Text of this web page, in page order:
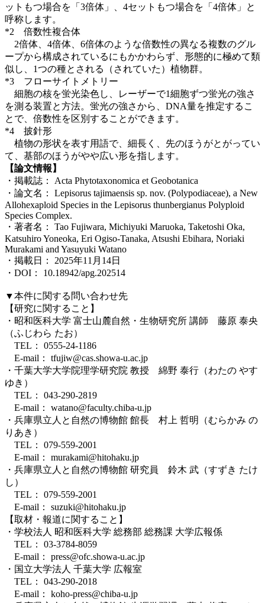
ットもつ場合を「3倍体」、4セットもつ場合を「4倍体」と
呼称します。
*2 倍数性複合体
2倍体、4倍体、6倍体のような倍数性の異なる複数のグル
ープから構成されているにもかかわらず、形態的に極めて類
似し、1つの種とされる（されていた）植物群。
*3 フローサイトメトリー
細胞の核を蛍光染色し、レーザーで1細胞ずつ蛍光の強さ
を測る装置と方法。蛍光の強さから、DNA量を推定するこ
とで、倍数性を区別することができます。
*4 披針形
植物の形状を表す用語で、細長く、先のほうがとがってい
て、基部のほうがやや広い形を指します。
【論文情報】
・掲載誌： Acta Phytotaxonomica et Geobotanica
・論文名： Lepisorus tajimaensis sp. nov. (Polypodiaceae), a New
Allohexaploid Species in the Lepisorus thunbergianus Polyploid
Species Complex.
・著者名： Tao Fujiwara, Michiyuki Maruoka, Taketoshi Oka,
Katsuhiro Yoneoka, Eri Ogiso-Tanaka, Atsushi Ebihara, Noriaki
Murakami and Yasuyuki Watano
・掲載日： 2025年11月14日
・DOI： 10.18942/apg.202514
▼本件に関する問い合わせ先
【研究に関すること】
・昭和医科大学 富士山麓自然・生物研究所 講師 藤原 泰央
（ふじわら たお）
TEL： 0555-24-1186
E-mail： tfujiw@cas.showa-u.ac.jp
・千葉大学大学院理学研究院 教授 綿野 泰行（わたの やす
ゆき）
TEL： 043-290-2819
E-mail： watano@faculty.chiba-u.jp
・兵庫県立人と自然の博物館 館長 村上 哲明（むらかみ の
りあき）
TEL： 079-559-2001
E-mail： murakami@hitohaku.jp
・兵庫県立人と自然の博物館 研究員 鈴木 武（すずき たけ
し）
TEL： 079-559-2001
E-mail： suzuki@hitohaku.jp
【取材・報道に関すること】
・学校法人 昭和医科大学 総務部 総務課 大学広報係
TEL： 03-3784-8059
E-mail： press@ofc.showa-u.ac.jp
・国立大学法人 千葉大学 広報室
TEL： 043-290-2018
E-mail： koho-press@chiba-u.jp